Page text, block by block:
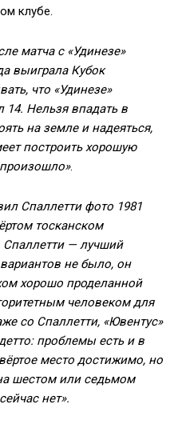
клубе.
матча с «Удинезе»
выиграла Кубок
что «Удинезе»
14. Нельзя впадать в
на земле и надеяться,
построить хорошую
.
Спаллетти фото 1981
тосканском
— лучший
не было, он
хорошо проделанной
человеком для
со Спаллетти, «Ювентус»
проблемы есть и в
место достижимо, но
шестом или седьмом
нет».